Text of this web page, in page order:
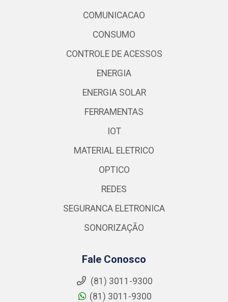
COMUNICACAO
CONSUMO
CONTROLE DE ACESSOS
ENERGIA
ENERGIA SOLAR
FERRAMENTAS
IOT
MATERIAL ELETRICO
OPTICO
REDES
SEGURANCA ELETRONICA
SONORIZAÇÃO
Fale Conosco
(81) 3011-9300
(81) 3011-9300